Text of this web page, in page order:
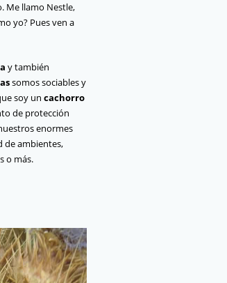
Me llamo Nestle,
yo? Pues ven a
y también
somos sociables y
soy un cachorro
de protección
enormes
de ambientes,
o más.